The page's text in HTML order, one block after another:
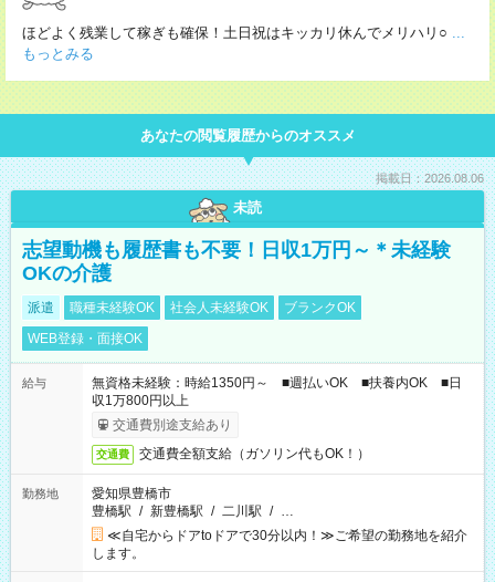
ほどよく残業して稼ぎも確保！土日祝はキッカリ休んでメリハリ○ ...
もっとみる
あなたの閲覧履歴からのオススメ
掲載日：2026.08.06
未読
志望動機も履歴書も不要！日収1万円～＊未経験
OKの介護
派遣 職種未経験OK 社会人未経験OK
ブランクOK
WEB登録・面接OK
給与
無資格未経験：時給1350円～ ■週払いOK ■扶養内OK ■日
収1万800円以上
交通費別途支給あり
交通費 交通費全額支給（ガソリン代もOK！）
勤務地
愛知県豊橋市
豊橋駅 / 新豊橋駅 / 二川駅 / …
≪自宅からドアtoドアで30分以内！≫ご希望の勤務地を紹介
します。